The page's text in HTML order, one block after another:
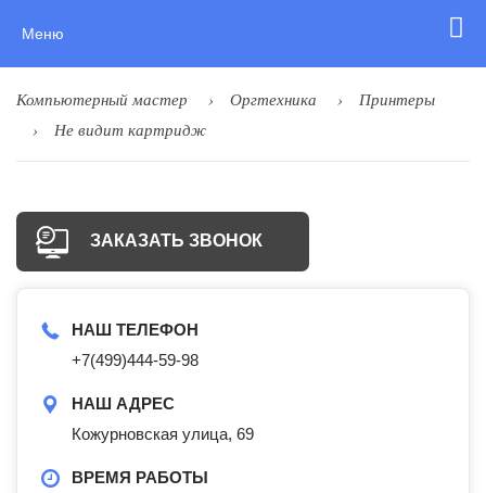
Меню
Компьютерный мастер Оргтехника
Принтеры
Не видит картридж
ЗАКАЗАТЬ ЗВОНОК
НАШ ТЕЛЕФОН
+7(499)444-59-98
НАШ АДРЕС
Кожурновская улица, 69
ВРЕМЯ РАБОТЫ